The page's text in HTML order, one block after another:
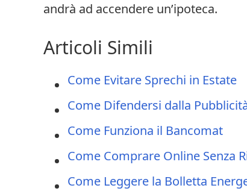
andrà ad accendere un’ipoteca.
Articoli Simili
Come Evitare Sprechi in Estate
Come Difendersi dalla
Come Funziona il Bancomat
Come Comprare Online Senza
Come Leggere la Bolletta